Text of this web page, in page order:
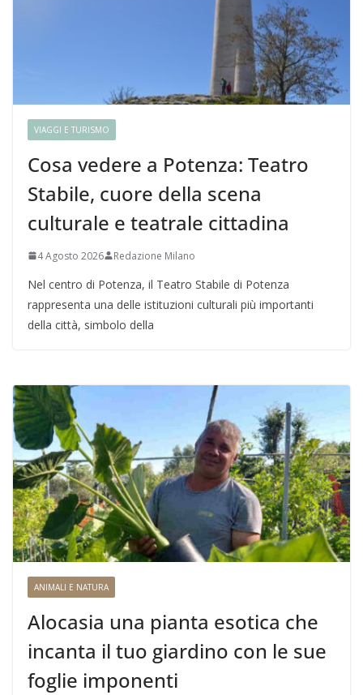
VIAGGI E TURISMO
Cosa vedere a Potenza: Teatro
Stabile, cuore della scena
culturale e teatrale cittadina
4 Agosto 2026 Redazione Milano
Nel centro di Potenza, il Teatro Stabile di Potenza
rappresenta una delle istituzioni culturali più importanti
della città, simbolo della
ANIMALI E NATURA
Alocasia una pianta esotica che
incanta il tuo giardino con le sue
foglie imponenti